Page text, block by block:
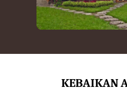
KEBAIKAN